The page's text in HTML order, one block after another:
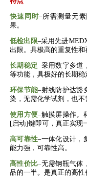
快速同时–所需测量元
果。
低检出限–采用先进
出限。具极高的重复性和
长期稳定–采用数字多道
等功能 ， 具极好的长期稳
环保节能–射线防护达豁
染，无需化学试剂，也不
使用方便–触摸屏操作。
[ 启动]键即可，真正实现
高可靠性–一体化设计，
能力强，可靠性高。
高性价比–无需钢瓶气体
品的一半。是真正的高性